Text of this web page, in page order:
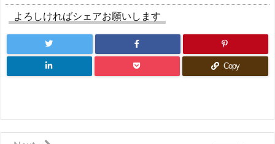
よろしければシェアお願いします
Copy